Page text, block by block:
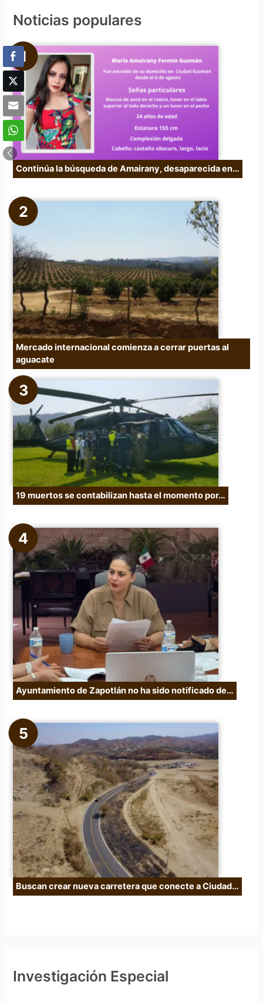
a
p
o
r
:
Noticias populares
Continúa la búsqueda de Amairany, desaparecida en…
Mercado internacional comienza a cerrar puertas al
aguacate
19 muertos se contabilizan hasta el momento por…
Ayuntamiento de Zapotlán no ha sido notificado de…
Buscan crear nueva carretera que conecte a Ciudad…
Investigación Especial